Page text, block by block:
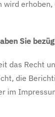
wird
Sie
das Recht
die
im